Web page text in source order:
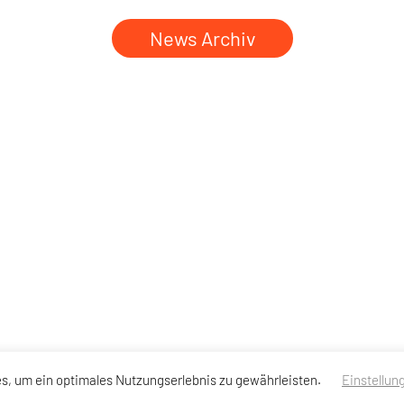
News Archiv
um ein optimales Nutzungserlebnis zu gewährleisten.